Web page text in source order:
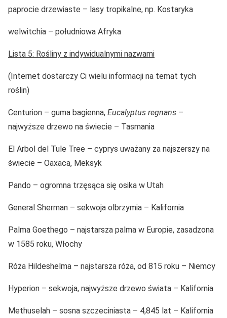
paprocie drzewiaste – lasy tropikalne, np. Kostaryka
welwitchia – południowa Afryka
Lista 5: Rośliny z indywidualnymi nazwami
(Internet dostarczy Ci wielu informacji na temat tych
roślin)
Centurion – guma bagienna, Eucalyptus regnans –
najwyższe drzewo na świecie – Tasmania
El Arbol del Tule Tree – cyprys uważany za najszerszy na
świecie – Oaxaca, Meksyk
Pando – ogromna trzęsąca się osika w Utah
General Sherman – sekwoja olbrzymia – Kalifornia
Palma Goethego – najstarsza palma w Europie, zasadzona
w 1585 roku, Włochy
Róża Hildeshelma – najstarsza róża, od 815 roku – Niemcy
Hyperion – sekwoja, najwyższe drzewo świata – Kalifornia
Methuselah – sosna szczeciniasta – 4,845 lat – Kalifornia